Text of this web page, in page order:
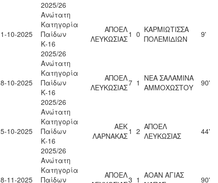
2025/26
10-2025
Ανώτατη
Κατηγορία
Παίδων
Κ-16
2025/26
ΑΠΟΕΛ
ΛΕΥΚΩΣΙΑΣ1 0 ΚΑΡΜΙΩΤΙΣΣΑ
ΠΟΛΕΜΙΔΙΩΝ
9'
10-2025
Ανώτατη
Κατηγορία
Παίδων
Κ-16
2025/26
ΑΠΟΕΛ
ΛΕΥΚΩΣΙΑΣ7 1 ΝΕΑ ΣΑΛΑΜΙΝΑ
ΑΜΜΟΧΩΣΤΟΥ
90'
10-2025
Ανώτατη
Κατηγορία
Παίδων
Κ-16
2025/26
ΑΕΚ
ΛΑΡΝΑΚΑΣ1 2 ΑΠΟΕΛ
ΛΕΥΚΩΣΙΑΣ
44'
11-2025
Ανώτατη
Κατηγορία
Παίδων
ΑΠΟΕΛ3 1 ΑΟΑΝ ΑΓΙΑΣ
90'